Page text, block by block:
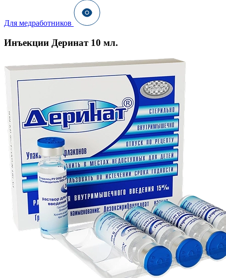
Для медработников
Инъекции Деринат 10 мл.